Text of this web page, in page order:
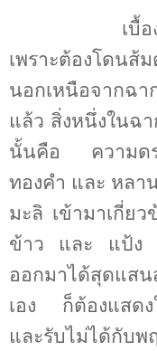
เบื้
เพราะต้องโดน
นอกเหนือจากฉ
แล้ว สิ่งหนึ่งในฉ
นั้นคือ ความดร
ทองคำ และ หลา
มะลิ เข้ามาเกี่ย
ข้าว และ แป้ง
ออกมาได้สุดแส
เอง ก็ต้องแสดง
และรับไม่ได้กับ